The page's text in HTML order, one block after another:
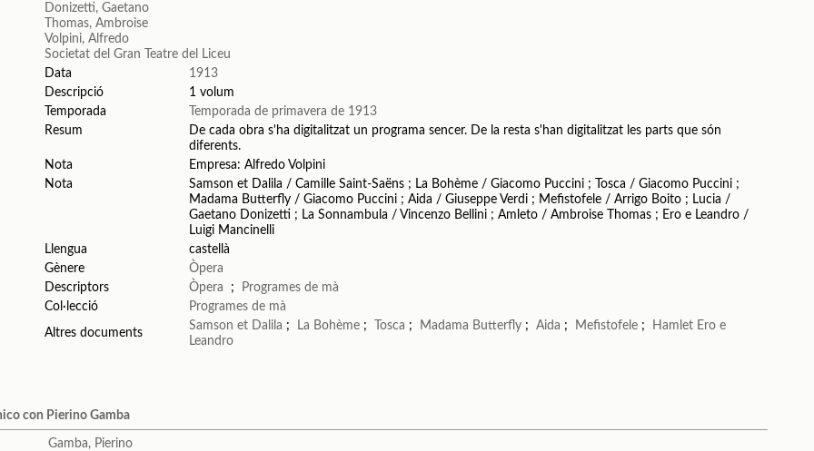
Donizetti, Gaetano
Thomas, Ambroise
Volpini, Alfredo
Societat del Gran Teatre del Liceu
Data
1913
Descripció
1 volum
Temporada
Temporada de primavera de 1913
Resum
De cada obra s'ha digitalitzat un programa sencer. De la resta s'han digitalitzat les parts que són
diferents.
Nota
Empresa: Alfredo Volpini
Nota
Samson et Dalila / Camille Saint-Saëns ; La Bohème / Giacomo Puccini ; Tosca / Giacomo Puccini ;
Madama Butterfly / Giacomo Puccini ; Aida / Giuseppe Verdi ; Mefistofele / Arrigo Boito ; Lucia /
Gaetano Donizetti ; La Sonnambula / Vincenzo Bellini ; Amleto / Ambroise Thomas ; Ero e Leandro /
Luigi Mancinelli
Llengua
castellà
Gènere
Òpera
Descriptors
Òpera ;
Programes de mà
Col·lecció
Programes de mà
Altres documents
Samson et Dalila ; La Bohème ; Tosca ; Madama Butterfly ;Aida ; Mefistofele ; Hamlet Ero e
Leandro
con Pierino Gamba
Gamba, Pierino